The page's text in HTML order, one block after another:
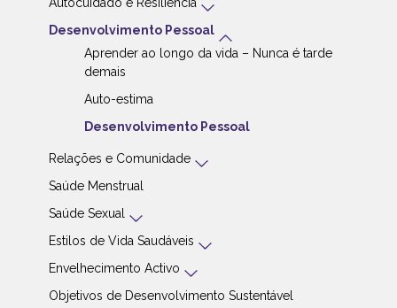
Desenvolvimento Pessoal
Aprender ao longo da vida – Nunca é tarde
demais
Auto-estima
Desenvolvimento Pessoal
Relações e Comunidade
Saúde Menstrual
Saúde Sexual
Estilos de Vida Saudáveis
Envelhecimento Activo
Objetivos de Desenvolvimento Sustentável